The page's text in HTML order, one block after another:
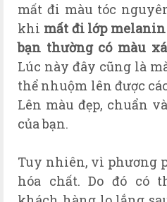
mất đi màu tóc
khi mất đi lớp
bạn thường có màu
Lúc này đây cũng là
thể nhuộm lên được
Lên màu đẹp, chuẩn
của bạn.
Tuy nhiên, vì phương
hóa chất. Do đó có